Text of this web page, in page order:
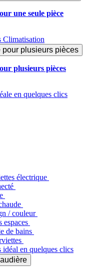
une seule pièce
Climatisation
plusieurs pièces
plusieurs pièces
en quelques clics
électrique
/ couleur
espaces
de bains
idéal en quelques clics